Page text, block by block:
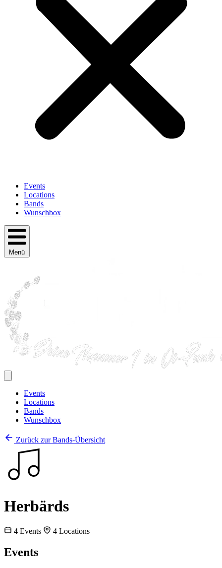
Events
Locations
Bands
Wunschbox
Menü
Events
Locations
Bands
Wunschbox
Zurück zur Bands-Übersicht
Herbärds
4 Events 4 Locations
Events